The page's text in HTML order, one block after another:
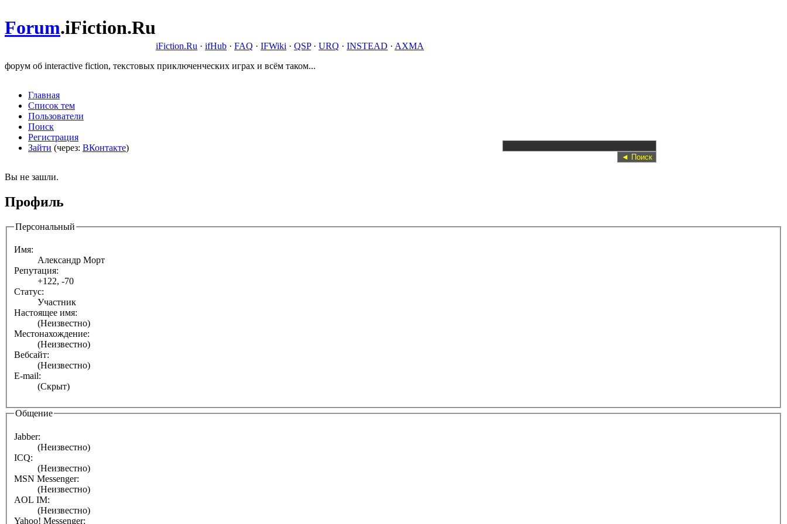
Forum.iFiction.Ru
iFiction.Ru · ifHub · FAQ · IFWiki · QSP· URQ · INSTEAD · AXMA
форум об interactive fiction, текстовых приключенческих играх и всём таком...
Главная
Список тем
Пользователи
Поиск
Регистрация
Зайти (через: ВКонтакте)
Вы не зашли.
Профиль
Персональный
Имя:
Александр Морт
Репутация:
+122, -70
Статус:
Участник
Настоящее имя:
(Неизвестно)
Местонахождение:
(Неизвестно)
Вебсайт:
(Неизвестно)
E-mail:
(Скрыт)
Общение
Jabber:
(Неизвестно)
ICQ:
(Неизвестно)
MSN Messenger:
(Неизвестно)
AOL IM:
(Неизвестно)
Yahoo! Messenger: